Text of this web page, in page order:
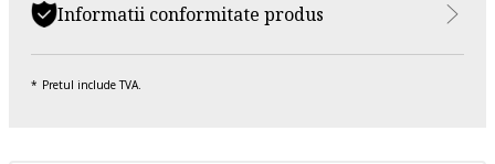
Informatii conformitate produs
Pretul include TVA.